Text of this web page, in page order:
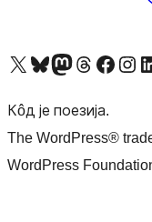
Visit our X (formerly Twitter) account
Посетите наш Bluesky налог
Visit our Mastodon account
Посетите наш налог на Threads-у Visit our Facebook page
Посетите наш
Кôд је поезија.
The WordPress®
WordPress